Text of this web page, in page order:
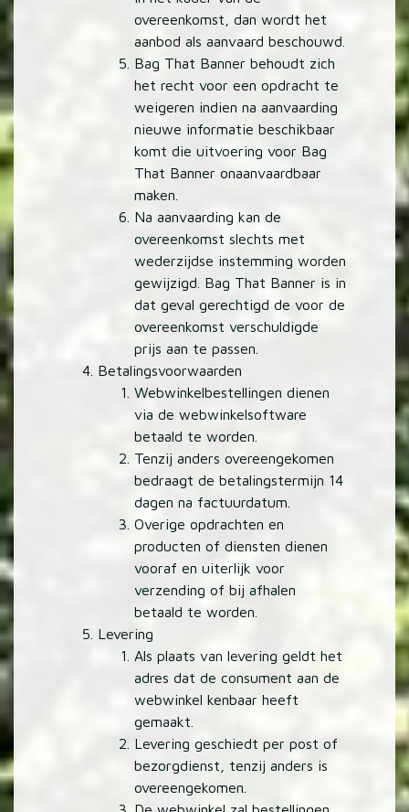
overeenkomst, dan wordt het
aanbod als aanvaard beschouwd.
Bag That Banner behoudt zich
het recht voor een opdracht te
weigeren indien na aanvaarding
nieuwe informatie beschikbaar
komt die uitvoering voor Bag
That Banner onaanvaardbaar
maken.
Na aanvaarding kan de
overeenkomst slechts met
wederzijdse instemming worden
gewijzigd. Bag That Banner is in
dat geval gerechtigd de voor de
overeenkomst verschuldigde
prijs aan te passen.
Betalingsvoorwaarden
Webwinkelbestellingen dienen
via de webwinkelsoftware
betaald te worden.
Tenzij anders overeengekomen
bedraagt de betalingstermijn 14
dagen na factuurdatum.
Overige opdrachten en
producten of diensten dienen
vooraf en uiterlijk voor
verzending of bij afhalen
betaald te worden.
Levering
Als plaats van levering geldt het
adres dat de consument aan de
webwinkel kenbaar heeft
gemaakt.
Levering geschiedt per post of
bezorgdienst, tenzij anders is
overeengekomen.